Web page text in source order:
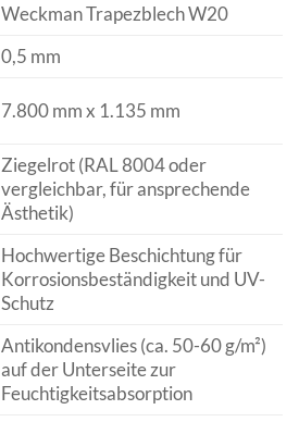
Weckman Trapezblech W20
0,5 mm
7.800 mm x 1.135 mm
Ziegelrot (RAL 8004 oder
vergleichbar, für ansprechende
Ästhetik)
Hochwertige Beschichtung für
Korrosionsbeständigkeit und UV-
Schutz
Antikondensvlies (ca. 50-60 g/m²)
auf der Unterseite zur
Feuchtigkeitsabsorption